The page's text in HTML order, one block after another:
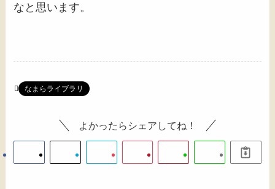
なと思います。
なまらライブラリ
よかったらシェアしてね！